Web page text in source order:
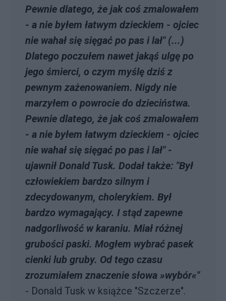
Pewnie dlatego, że jak coś zmalowałem
- a nie byłem łatwym dzieckiem - ojciec
nie wahał się sięgać po pas i lał" (...)
Dlatego poczułem nawet jakąś ulgę po
jego śmierci, o czym myślę dziś z
pewnym zażenowaniem. Nigdy nie
marzyłem o powrocie do dzieciństwa.
Pewnie dlatego, że jak coś zmalowałem
- a nie byłem łatwym dzieckiem - ojciec
nie wahał się sięgać po pas i lał" -
ujawnił Donald Tusk. Dodał także: "Był
człowiekiem bardzo silnym i
zdecydowanym, cholerykiem. Był
bardzo wymagający. I stąd zapewne
nadgorliwość w karaniu. Miał różnej
grubości paski. Mogłem wybrać pasek
cienki lub gruby. Od tego czasu
zrozumiałem znaczenie słowa »wybór«"
- Donald Tusk w książce "Szczerze".